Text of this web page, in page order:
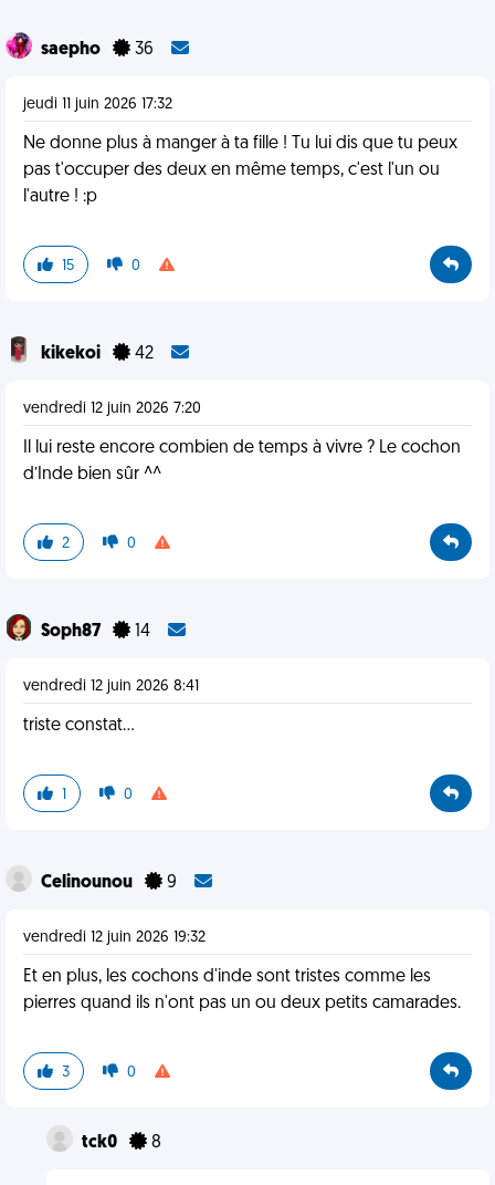
saepho 36
jeudi 11 juin 2026 17:32
Ne donne plus à manger à ta fille ! Tu lui dis que tu peux
pas t'occuper des deux en même temps, c'est l'un ou
l'autre ! :p
15 0
kikekoi 42
vendredi 12 juin 2026 7:20
Il lui reste encore combien de temps à vivre ? Le cochon
d’Inde bien sûr ^^
2 0
Soph87 14
vendredi 12 juin 2026 8:41
triste constat…
1 0
Celinounou 9
vendredi 12 juin 2026 19:32
Et en plus, les cochons d'inde sont tristes comme les
pierres quand ils n'ont pas un ou deux petits camarades.
3 0
tck0 8